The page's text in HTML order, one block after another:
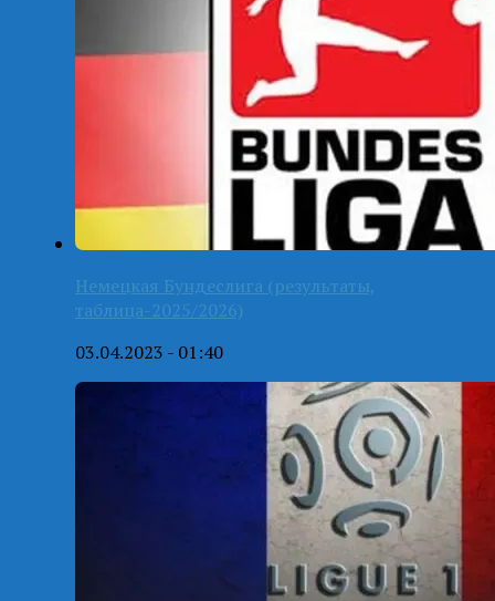
Немецкая Бундеслига (результаты,
таблица-2025/2026)
03.04.2023 - 01:40